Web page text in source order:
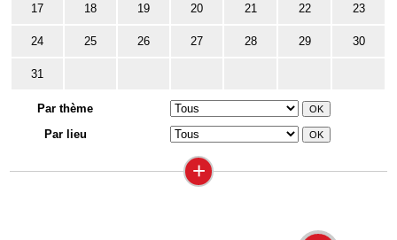
17 18 19 20 21 22 23
24 25 26 27 28 29 30
31
Par thème
Par lieu
+